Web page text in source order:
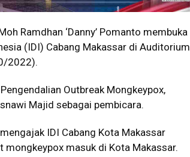
Ramdhan ‘Danny’ Pomanto membuka
(IDI) Cabang Makassar di Auditorium
2022).
Outbreak Mongkeypox,
Majid sebagai pembicara.
IDI Cabang Kota Makassar
masuk di Kota Makassar.